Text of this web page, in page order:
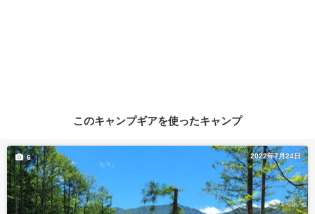
このキャンプギアを使ったキャンプ
2022年7月24日
6